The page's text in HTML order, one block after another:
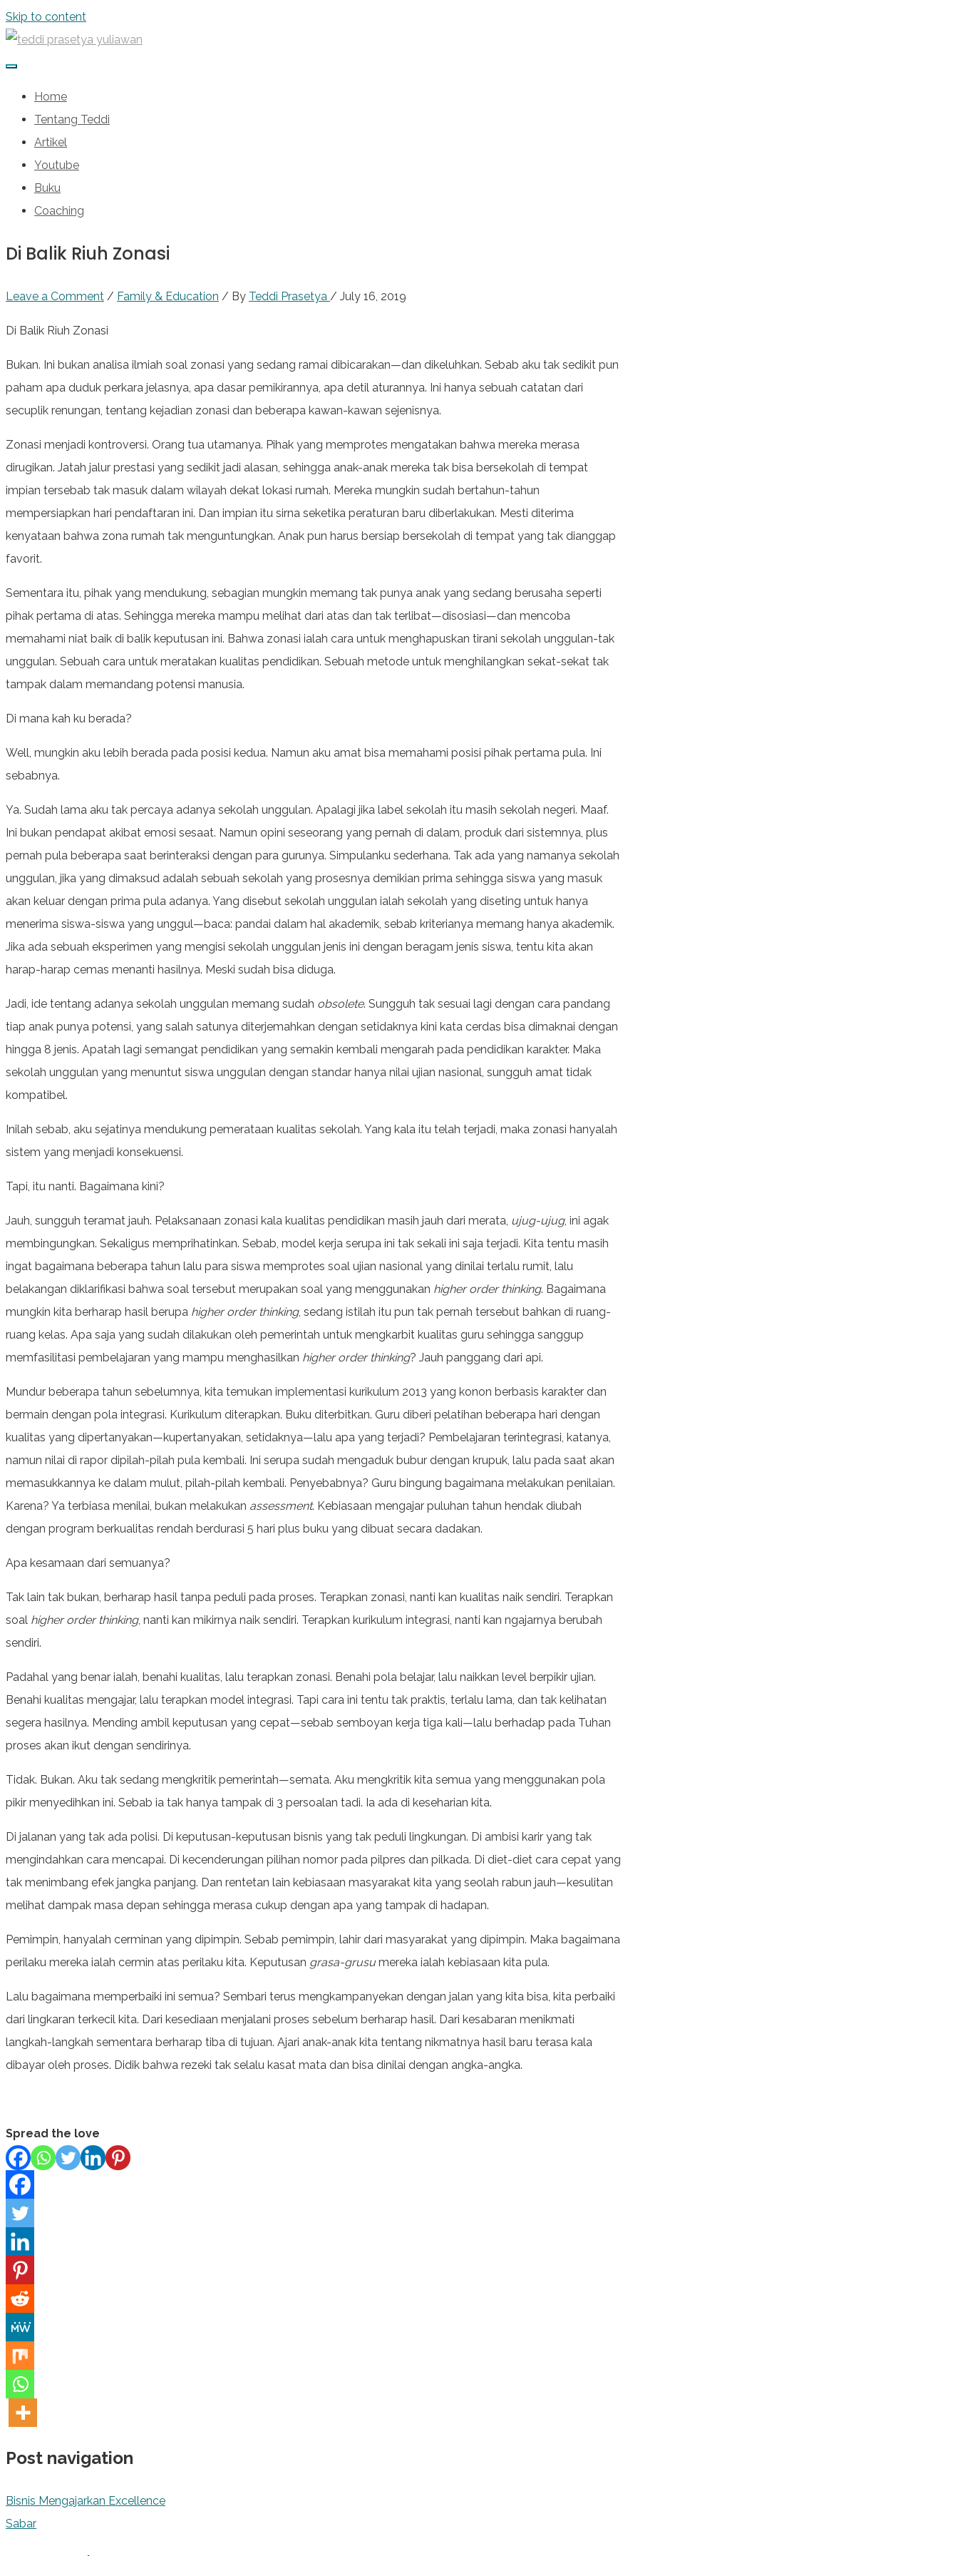
Skip to content
Home
Tentang Teddi
Artikel
Youtube
Buku
Coaching
Di Balik Riuh Zonasi
Leave a Comment / Family & Education / By Teddi Prasetya / July 16, 2019
Di Balik Riuh Zonasi
Bukan. Ini bukan analisa ilmiah soal zonasi yang sedang ramai dibicarakan—dan dikeluhkan. Sebab aku tak sedikit pun
paham apa duduk perkara jelasnya, apa dasar pemikirannya, apa detil aturannya. Ini hanya sebuah catatan dari
secuplik renungan, tentang kejadian zonasi dan beberapa kawan-kawan sejenisnya.
Zonasi menjadi kontroversi. Orang tua utamanya. Pihak yang memprotes mengatakan bahwa mereka merasa
dirugikan. Jatah jalur prestasi yang sedikit jadi alasan, sehingga anak-anak mereka tak bisa bersekolah di tempat
impian tersebab tak masuk dalam wilayah dekat lokasi rumah. Mereka mungkin sudah bertahun-tahun
mempersiapkan hari pendaftaran ini. Dan impian itu sirna seketika peraturan baru diberlakukan. Mesti diterima
kenyataan bahwa zona rumah tak menguntungkan. Anak pun harus bersiap bersekolah di tempat yang tak dianggap
favorit.
Sementara itu, pihak yang mendukung, sebagian mungkin memang tak punya anak yang sedang berusaha seperti
pihak pertama di atas. Sehingga mereka mampu melihat dari atas dan tak terlibat—disosiasi—dan mencoba
memahami niat baik di balik keputusan ini. Bahwa zonasi ialah cara untuk menghapuskan tirani sekolah unggulan-tak
unggulan. Sebuah cara untuk meratakan kualitas pendidikan. Sebuah metode untuk menghilangkan sekat-sekat tak
tampak dalam memandang potensi manusia.
Di mana kah ku berada?
Well, mungkin aku lebih berada pada posisi kedua. Namun aku amat bisa memahami posisi pihak pertama pula. Ini
sebabnya.
Ya. Sudah lama aku tak percaya adanya sekolah unggulan. Apalagi jika label sekolah itu masih sekolah negeri. Maaf.
Ini bukan pendapat akibat emosi sesaat. Namun opini seseorang yang pernah di dalam, produk dari sistemnya, plus
pernah pula beberapa saat berinteraksi dengan para gurunya. Simpulanku sederhana. Tak ada yang namanya sekolah
unggulan, jika yang dimaksud adalah sebuah sekolah yang prosesnya demikian prima sehingga siswa yang masuk
akan keluar dengan prima pula adanya. Yang disebut sekolah unggulan ialah sekolah yang diseting untuk hanya
menerima siswa-siswa yang unggul—baca: pandai dalam hal akademik, sebab kriterianya memang hanya akademik.
Jika ada sebuah eksperimen yang mengisi sekolah unggulan jenis ini dengan beragam jenis siswa, tentu kita akan
harap-harap cemas menanti hasilnya. Meski sudah bisa diduga.
Jadi, ide tentang adanya sekolah unggulan memang sudah obsolete. Sungguh tak sesuai lagi dengan cara pandang
tiap anak punya potensi, yang salah satunya diterjemahkan dengan setidaknya kini kata cerdas bisa dimaknai dengan
hingga 8 jenis. Apatah lagi semangat pendidikan yang semakin kembali mengarah pada pendidikan karakter. Maka
sekolah unggulan yang menuntut siswa unggulan dengan standar hanya nilai ujian nasional, sungguh amat tidak
kompatibel.
Inilah sebab, aku sejatinya mendukung pemerataan kualitas sekolah. Yang kala itu telah terjadi, maka zonasi hanyalah
sistem yang menjadi konsekuensi.
Tapi, itu nanti. Bagaimana kini?
Jauh, sungguh teramat jauh. Pelaksanaan zonasi kala kualitas pendidikan masih jauh dari merata, ujug-ujug, ini agak
membingungkan. Sekaligus memprihatinkan. Sebab, model kerja serupa ini tak sekali ini saja terjadi. Kita tentu masih
ingat bagaimana beberapa tahun lalu para siswa memprotes soal ujian nasional yang dinilai terlalu rumit, lalu
belakangan diklarifikasi bahwa soal tersebut merupakan soal yang menggunakan higher order thinking. Bagaimana
mungkin kita berharap hasil berupa higher order thinking, sedang istilah itu pun tak pernah tersebut bahkan di ruang-
ruang kelas. Apa saja yang sudah dilakukan oleh pemerintah untuk mengkarbit kualitas guru sehingga sanggup
memfasilitasi pembelajaran yang mampu menghasilkan higher order thinking? Jauh panggang dari api.
Mundur beberapa tahun sebelumnya, kita temukan implementasi kurikulum 2013 yang konon berbasis karakter dan
bermain dengan pola integrasi. Kurikulum diterapkan. Buku diterbitkan. Guru diberi pelatihan beberapa hari dengan
kualitas yang dipertanyakan—kupertanyakan, setidaknya—lalu apa yang terjadi? Pembelajaran terintegrasi, katanya,
namun nilai di rapor dipilah-pilah pula kembali. Ini serupa sudah mengaduk bubur dengan krupuk, lalu pada saat akan
memasukkannya ke dalam mulut, pilah-pilah kembali. Penyebabnya? Guru bingung bagaimana melakukan penilaian.
Karena? Ya terbiasa menilai, bukan melakukan assessment. Kebiasaan mengajar puluhan tahun hendak diubah
dengan program berkualitas rendah berdurasi 5 hari plus buku yang dibuat secara dadakan.
Apa kesamaan dari semuanya?
Tak lain tak bukan, berharap hasil tanpa peduli pada proses. Terapkan zonasi, nanti kan kualitas naik sendiri. Terapkan
soal higher order thinking, nanti kan mikirnya naik sendiri. Terapkan kurikulum integrasi, nanti kan ngajarnya berubah
sendiri.
Padahal yang benar ialah, benahi kualitas, lalu terapkan zonasi. Benahi pola belajar, lalu naikkan level berpikir ujian.
Benahi kualitas mengajar, lalu terapkan model integrasi. Tapi cara ini tentu tak praktis, terlalu lama, dan tak kelihatan
segera hasilnya. Mending ambil keputusan yang cepat—sebab semboyan kerja tiga kali—lalu berhadap pada Tuhan
proses akan ikut dengan sendirinya.
Tidak. Bukan. Aku tak sedang mengkritik pemerintah—semata. Aku mengkritik kita semua yang menggunakan pola
pikir menyedihkan ini. Sebab ia tak hanya tampak di 3 persoalan tadi. Ia ada di keseharian kita.
Di jalanan yang tak ada polisi. Di keputusan-keputusan bisnis yang tak peduli lingkungan. Di ambisi karir yang tak
mengindahkan cara mencapai. Di kecenderungan pilihan nomor pada pilpres dan pilkada. Di diet-diet cara cepat yang
tak menimbang efek jangka panjang. Dan rentetan lain kebiasaan masyarakat kita yang seolah rabun jauh—kesulitan
melihat dampak masa depan sehingga merasa cukup dengan apa yang tampak di hadapan.
Pemimpin, hanyalah cerminan yang dipimpin. Sebab pemimpin, lahir dari masyarakat yang dipimpin. Maka bagaimana
perilaku mereka ialah cermin atas perilaku kita. Keputusan grasa-grusu mereka ialah kebiasaan kita pula.
Lalu bagaimana memperbaiki ini semua? Sembari terus mengkampanyekan dengan jalan yang kita bisa, kita perbaiki
dari lingkaran terkecil kita. Dari kesediaan menjalani proses sebelum berharap hasil. Dari kesabaran menikmati
langkah-langkah sementara berharap tiba di tujuan. Ajari anak-anak kita tentang nikmatnya hasil baru terasa kala
dibayar oleh proses. Didik bahwa rezeki tak selalu kasat mata dan bisa dinilai dengan angka-angka.
Spread the love
Post navigation
Bisnis Mengajarkan Excellence
Sabar